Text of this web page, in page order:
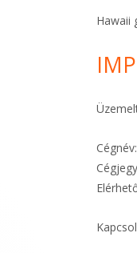
HO’OPONOPONO
Hawaii